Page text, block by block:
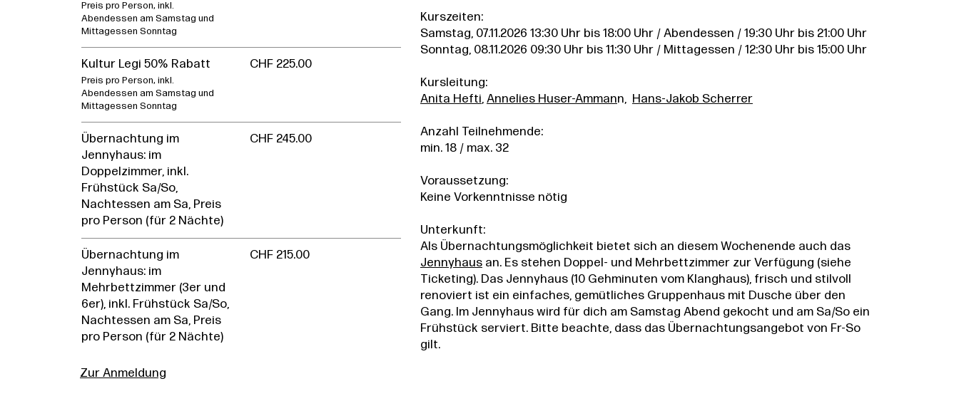
Preis pro Person, inkl.
Abendessen am Samstag und
Mittagessen Sonntag
Kultur Legi 50% Rabatt
Preis pro Person, inkl.
Abendessen am Samstag und
Mittagessen Sonntag
CHF 225.00
Übernachtung im
Jennyhaus: im
Doppelzimmer, inkl.
Frühstück Sa/So,
Nachtessen am Sa, Preis
pro Person (für 2 Nächte)
CHF 245.00
Übernachtung im
Jennyhaus: im
Mehrbettzimmer (3er und
6er), inkl. Frühstück Sa/So,
Nachtessen am Sa, Preis
pro Person (für 2 Nächte)
CHF 215.00
Zur Anmeldung
Kurszeiten:
Samstag, 07.11.2026 13:30 Uhr bis 18:00 Uhr / Abendessen / 19:30 Uhr bis 21:00 Uhr
Sonntag, 08.11.2026 09:30 Uhr bis 11:30 Uhr / Mittagessen / 12:30 Uhr bis 15:00 Uhr
Kursleitung:
Anita Hefti, Annelies Huser-Ammann, Hans-Jakob Scherrer
Anzahl Teilnehmende:
min. 18 / max. 32
Voraussetzung:
Keine Vorkenntnisse nötig
Unterkunft:
Als Übernachtungsmöglichkeit bietet sich an diesem Wochenende auch das
Jennyhausan. Es stehen Doppel- und Mehrbettzimmer zur Verfügung (siehe
Ticketing). Das Jennyhaus (10 Gehminuten vom Klanghaus), frisch und stilvoll
renoviert ist ein einfaches, gemütliches Gruppenhaus mit Dusche über den
Gang. Im Jennyhaus wird für dich am Samstag Abend gekocht und am Sa/So ein
Frühstück serviert.Bitte beachte, dass das Übernachtungsangebot von Fr-So
gilt.